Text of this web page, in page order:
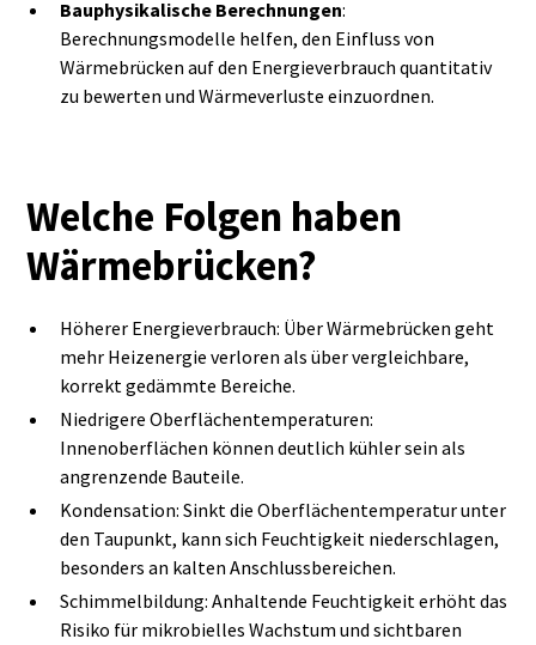
Bauphysikalische Berechnungen:
Berechnungsmodelle helfen, den Einfluss von
Wärmebrücken auf den Energieverbrauch quantitativ
zu bewerten und Wärmeverluste einzuordnen.
Welche Folgen haben
Wärmebrücken?
Höherer Energieverbrauch: Über Wärmebrücken geht
mehr Heizenergie verloren als über vergleichbare,
korrekt gedämmte Bereiche.
Niedrigere Oberflächentemperaturen:
Innenoberflächen können deutlich kühler sein als
angrenzende Bauteile.
Kondensation: Sinkt die Oberflächentemperatur unter
den Taupunkt, kann sich Feuchtigkeit niederschlagen,
besonders an kalten Anschlussbereichen.
Schimmelbildung: Anhaltende Feuchtigkeit erhöht das
Risiko für mikrobielles Wachstum und sichtbaren